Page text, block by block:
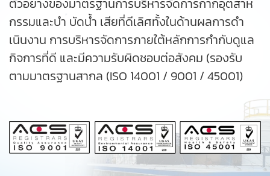
ตัวอย่างของมาตรฐานการบริหารจัดการกากอุตสาห
กรรมและบำ บัดน้ำ เสียที่ดีเลิศทั้งในด้านผลการดำ
เนินงาน การบริหารจัดการภายใต้หลักการกำกับดูแล
กิจการที่ดี และมีความรับผิดชอบต่อสังคม (รองรับ
ตามมาตรฐานสากล (ISO 14001 / 9001 / 45001)